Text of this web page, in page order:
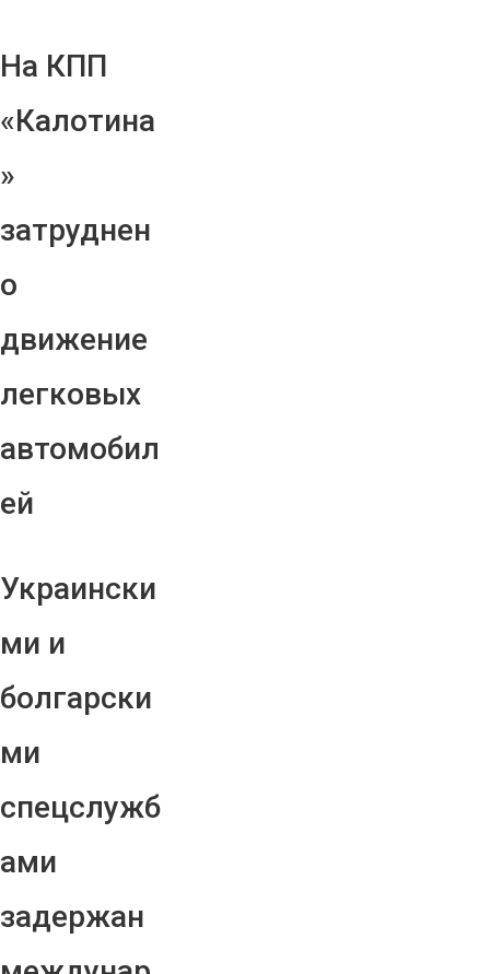
На КПП
«Калотина
»
затруднен
о
движение
легковых
автомобил
ей
Украински
ми и
болгарски
ми
спецслужб
ами
задержан